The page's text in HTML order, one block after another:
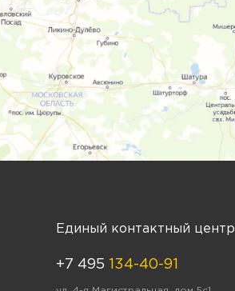
Единый контактный центр
+7 495 134-40-91